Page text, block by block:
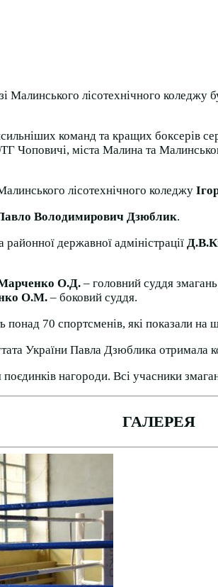
Малинського лісотехнічного
команд та кращих боксерів
Чоповичі, міста Малина та
лісотехнічного коледжу
Володимирович Дзюблик.
державної адміністрації
О.Д. – головний суддя
О.М. – боковий суддя.
70 спортсменів, які показали на
України Павла Дзюблика отримала
нагороди. Всі учасники
ГАЛЕРЕЯ